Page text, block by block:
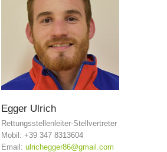
Opération de sauvetage
Egger Ulrich
Rettungsstellenleiter-Stellvertreter
Mobil: +39 347 8313604
Email: ulrichegger86@gmail.com